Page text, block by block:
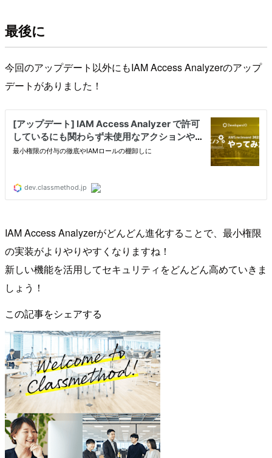
最後に
今回のアップデート以外にもIAM Access Analyzerのアップ
デートがありました！
IAM Access Analyzerがどんどん進化することで、最小権限
の実装がよりやりやすくなりますね！
新しい機能を活用してセキュリティをどんどん高めていきま
しょう！
この記事をシェアする